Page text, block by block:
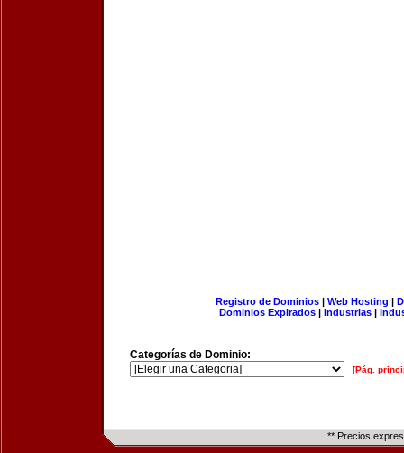
Registro de Dominios| Web Hosting |
Dominios Expirados | Industrias |
Categorías de Dominio:
[Pág.
** Precios